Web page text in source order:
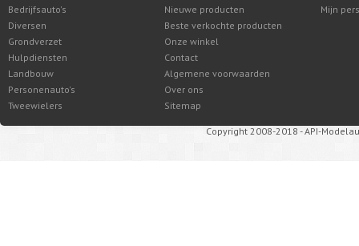
Bedrijfsauto's
Diversen
Grondverzet
Hulpdiensten
Landbouw
Personenauto's
Tweewielers
Nieuwe producten
Beste verkochte producten
Onze winkel
Contact
Algemene voorwaarden
Over ons
Sitemap
Mijn
Copyright 2008-2018 - API-